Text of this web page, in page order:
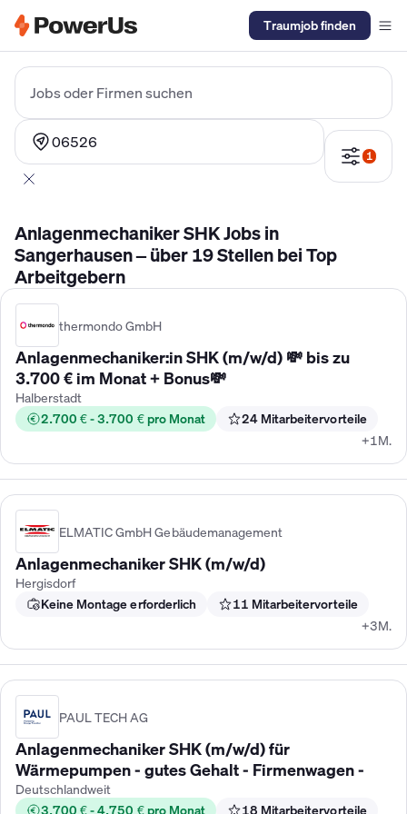
Traumjob finden
Jobs oder Firmen suchen
06526
1
Anlagenmechaniker SHK Jobs in
Sangerhausen – über 19 Stellen bei Top
Arbeitgebern
thermondo GmbH
Anlagenmechaniker:in SHK (m/w/d) 💸 bis zu
3.700 € im Monat + Bonus💸
Halberstadt
2.700 € - 3.700 € pro Monat
24 Mitarbeitervorteile
+1M.
ELMATIC GmbH Gebäudemanagement
Anlagenmechaniker SHK (m/w/d)
Hergisdorf
Keine Montage erforderlich
11 Mitarbeitervorteile
+3M.
PAUL TECH AG
Anlagenmechaniker SHK (m/w/d) für
Wärmepumpen - gutes Gehalt - Firmenwagen -
Deutschlandweit
3.700 € - 4.750 € pro Monat
18 Mitarbeitervorteile